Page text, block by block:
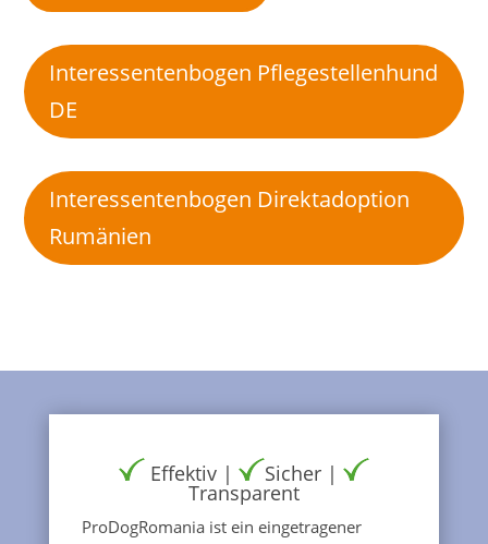
Interessentenbogen Pflegestellenhund
DE
Interessentenbogen Direktadoption
Rumänien
Effektiv | Sicher |
Transparent
ProDogRomania ist ein eingetragener